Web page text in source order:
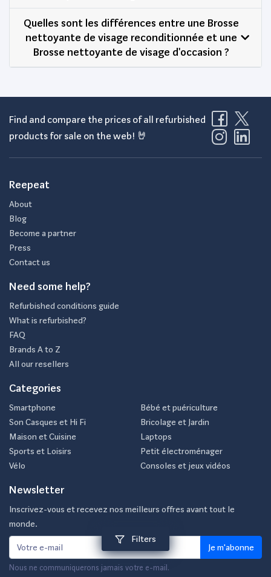
Filters
Quelles sont les différences entre une Brosse
nettoyante de visage reconditionnée et une
Brosse nettoyante de visage d'occasion ?
Find and compare the prices of all refurbished
products for sale on the web! 🤘
Reepeat
About
Blog
Become a partner
Press
Contact us
Need some help?
Refurbished conditions guide
What is refurbished?
FAQ
Brands A to Z
All our resellers
Categories
Smartphone
Son Casques et Hi Fi
Maison et Cuisine
Sports et Loisirs
Vélo
Bébé et puériculture
Bricolage et Jardin
Laptops
Petit électroménager
Consoles et jeux vidéos
Newsletter
Inscrivez-vous et recevez nos meilleurs offres avant tout le
monde.
Je m'abonne
Nous ne communiquerons jamais votre e-mail.